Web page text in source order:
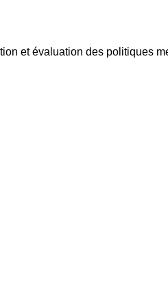
et évaluation des politiques